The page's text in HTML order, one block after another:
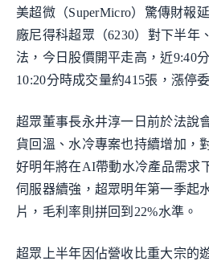
美超微（SuperMicro）驚傳財報
廠尼得科超眾（6230）對下半年
法，今日股價開平走高，近9:40
10:20分時成交量約415張，漲停
超眾董事長永井淳一日前於法說
貨回溫、水冷專案也持續增加，
好明年將在AI帶動水冷產品需求
伺服器續強，超眾明年第一季起
片，毛利率則拼回到22%水準。
超眾上半年因佔營收比重大宗的